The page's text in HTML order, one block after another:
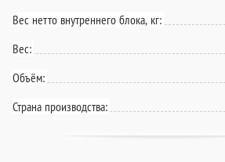
Вес нетто внутреннего блока, кг:
Вес:
Объём:
Страна производства: